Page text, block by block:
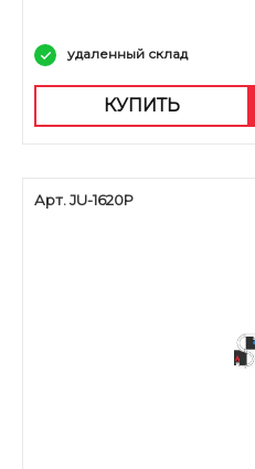
удаленный склад
КУПИТЬ
Арт. JU-1620P